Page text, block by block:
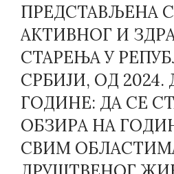
ПРЕДСТАВЉЕНА
АКТИВНОГ И
СТАРЕЊА У
СРБИЈИ, ОД 2024.
ГОДИНЕ: ДА СЕ
ОБЗИРА НА
СВИМ